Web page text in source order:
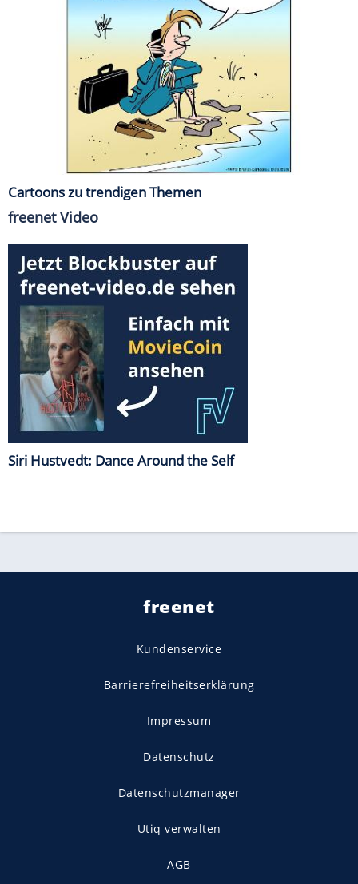
Cartoons zu trendigen Themen
freenet Video
Siri Hustvedt: Dance Around the Self
freenet
Kundenservice
Barrierefreiheitserklärung
Impressum
Datenschutz
Datenschutzmanager
Utiq verwalten
AGB